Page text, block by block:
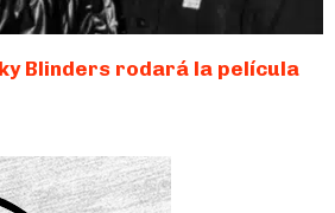
Blinders rodará la película